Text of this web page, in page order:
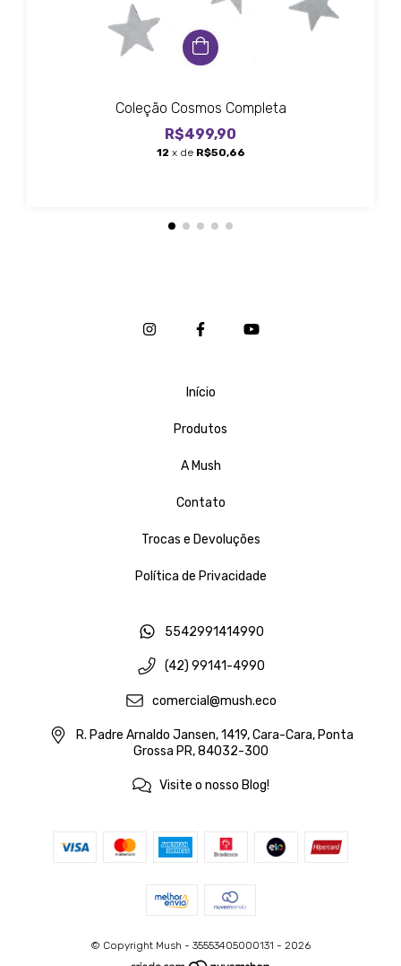
Coleção Cosmos Completa
R$499,90
12 x de R$50,66
Início
Produtos
A Mush
Contato
Trocas e Devoluções
Política de Privacidade
5542991414990
(42) 99141-4990
comercial@mush.eco
R. Padre Arnaldo Jansen, 1419, Cara-Cara, Ponta
Grossa PR, 84032-300
Visite o nosso Blog!
© Copyright Mush - 35553405000131 - 2026